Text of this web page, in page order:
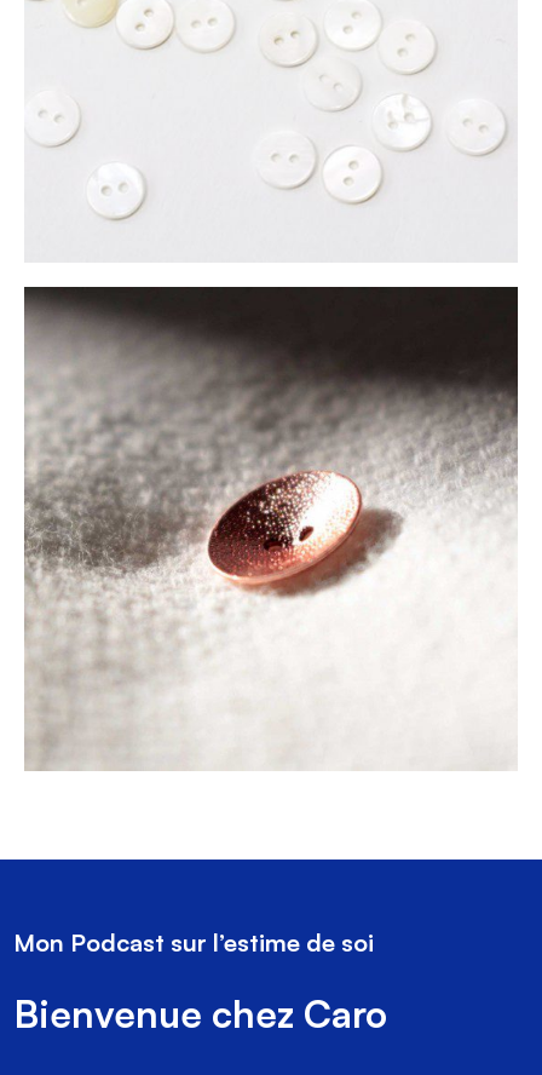
Mon Podcast sur l’estime de soi
Bienvenue chez Caro